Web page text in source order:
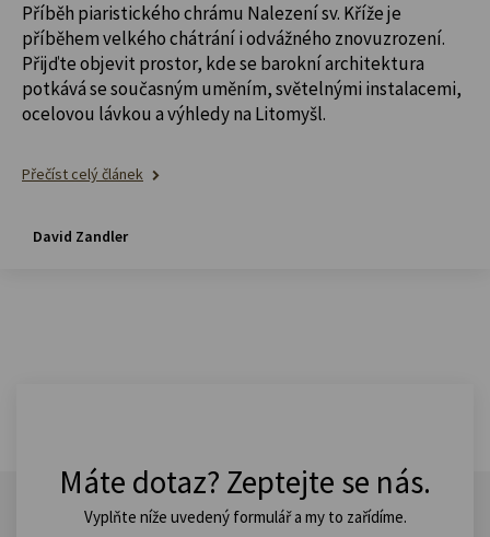
Příběh piaristického chrámu Nalezení sv. Kříže je
příběhem velkého chátrání i odvážného znovuzrození.
Přijďte objevit prostor, kde se barokní architektura
potkává se současným uměním, světelnými instalacemi,
ocelovou lávkou a výhledy na Litomyšl.
Přečíst celý článek
David Zandler
Máte dotaz? Zeptejte se nás.
Vyplňte níže uvedený formulář a my to zařídíme.